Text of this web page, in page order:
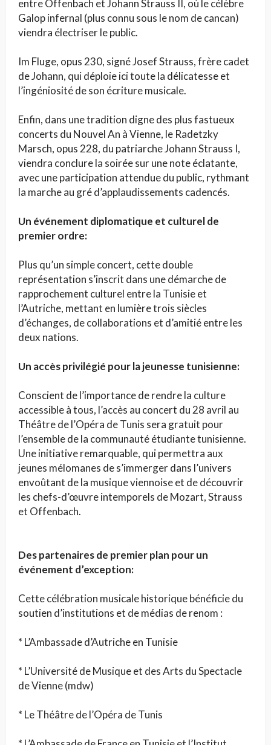
entre Offenbach et Johann Strauss II, où le célèbre
Galop infernal (plus connu sous le nom de cancan)
viendra électriser le public.
Im Fluge, opus 230, signé Josef Strauss, frère cadet
de Johann, qui déploie ici toute la délicatesse et
l’ingéniosité de son écriture musicale.
Enfin, dans une tradition digne des plus fastueux
concerts du Nouvel An à Vienne, le Radetzky
Marsch, opus 228, du patriarche Johann Strauss I,
viendra conclure la soirée sur une note éclatante,
avec une participation attendue du public, rythmant
la marche au gré d’applaudissements cadencés.
Un événement diplomatique et culturel de
premier ordre:
Plus qu’un simple concert, cette double
représentation s’inscrit dans une démarche de
rapprochement culturel entre la Tunisie et
l’Autriche, mettant en lumière trois siècles
d’échanges, de collaborations et d’amitié entre les
deux nations.
Un accès privilégié pour la jeunesse tunisienne:
Conscient de l’importance de rendre la culture
accessible à tous, l’accès au concert du 28 avril au
Théâtre de l’Opéra de Tunis sera gratuit pour
l’ensemble de la communauté étudiante tunisienne.
Une initiative remarquable, qui permettra aux
jeunes mélomanes de s’immerger dans l’univers
envoûtant de la musique viennoise et de découvrir
les chefs-d’œuvre intemporels de Mozart, Strauss
et Offenbach.
Des partenaires de premier plan pour un
événement d’exception:
Cette célébration musicale historique bénéficie du
soutien d’institutions et de médias de renom :
* L’Ambassade d’Autriche en Tunisie
* L’Université de Musique et des Arts du Spectacle
de Vienne (mdw)
* Le Théâtre de l’Opéra de Tunis